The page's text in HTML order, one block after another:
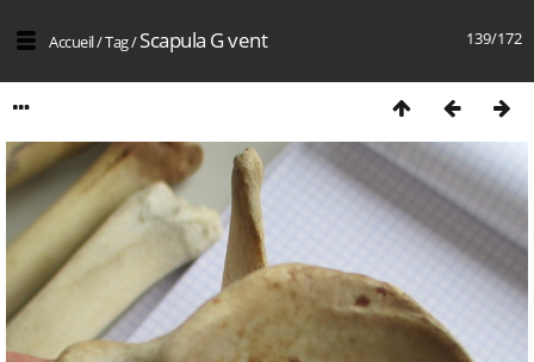
139/172
Accueil/Tag/Scapula G vent